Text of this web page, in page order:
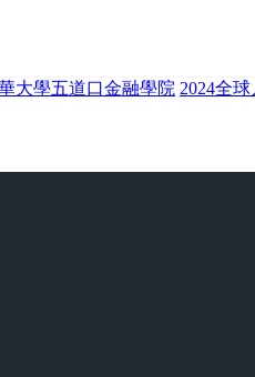
大學五道口金融學院 2024全